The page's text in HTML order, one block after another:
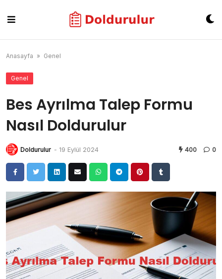
content
Anasayfa » Genel
Genel
Bes Ayrılma Talep Formu
Nasıl Doldurulur
Doldurulur - 19 Eylül 2024 400 0